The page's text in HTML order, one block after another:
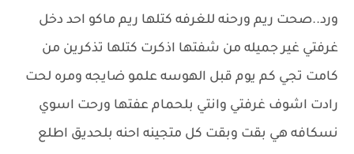
ورد..صحت ريم ورحنه للغرفه كتلها ريم ماكو احد دخل
غرفتي غير جميله من شفتها اذكرت كتلها تذكرين من
كامت تجي كم يوم قبل الهوسه علمو ضايجه ومره لحت
رادت اشوف غرفتي وانتي بلحمام عفتها ورحت اسوي
نسكافه هي بقت وبقت كل متجينه احنه بلحديق اطلع